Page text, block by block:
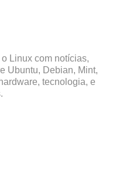
Linux com notícias,
Ubuntu, Debian, Mint,
tecnologia, e